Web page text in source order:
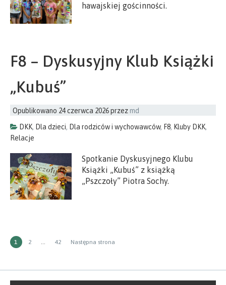
hawajskiej gościnności.
F8 – Dyskusyjny Klub Książki
„Kubuś”
Opublikowano 24 czerwca 2026przezmd
DKK, Dla dzieci, Dla rodziców i wychowawców, F8, Kluby DKK,
Relacje
Spotkanie Dyskusyjnego Klubu
Książki „Kubuś” z książką
„Pszczoły” Piotra Sochy.
Stronicowanie
STRONA
1 Strona
2 Strona
42 Następna strona